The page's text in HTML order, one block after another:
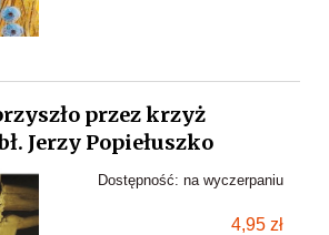
przez krzyż
Jerzy Popiełuszko
Dostępność: na wyczerpaniu
4,95 zł